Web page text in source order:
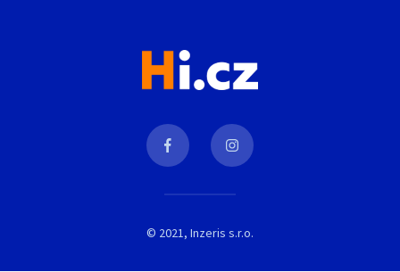
© 2021, Inzeris s.r.o.